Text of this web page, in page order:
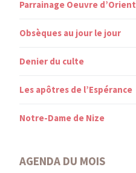
Parrainage Oeuvre d’Orient
Obsèques au jour le jour
Denier du culte
Les apôtres de l’Espérance
Notre-Dame de Nize
AGENDA DU MOIS